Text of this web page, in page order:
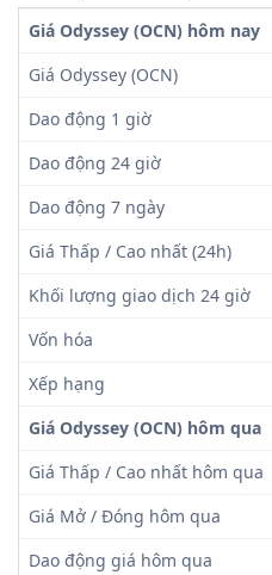
Giá Odyssey (OCN) hôm nay
Giá Odyssey (OCN)
Dao động 1 giờ
Dao động 24 giờ
Dao động 7 ngày
Giá Thấp / Cao nhất (24h)
Khối lượng giao dịch 24 giờ
Vốn hóa
Xếp hạng
Giá Odyssey (OCN) hôm qua
Giá Thấp / Cao nhất hôm qua
Giá Mở / Đóng hôm qua
Dao động giá hôm qua